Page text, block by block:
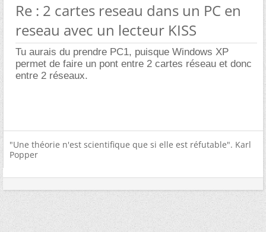
Re : 2 cartes reseau dans un PC en
reseau avec un lecteur KISS
Tu aurais du prendre PC1, puisque Windows XP
permet de faire un pont entre 2 cartes réseau et donc
entre 2 réseaux.
"Une théorie n'est scientifique que si elle est réfutable". Karl
Popper